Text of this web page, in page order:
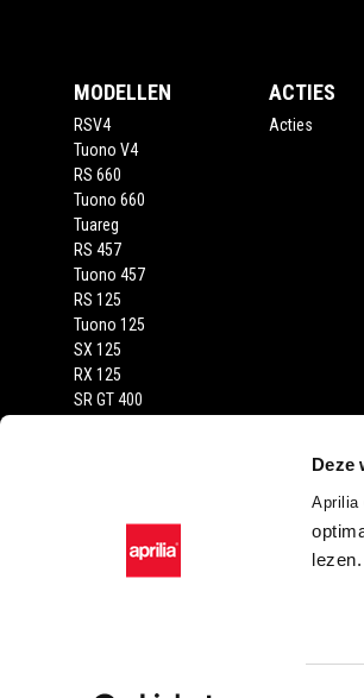
Deze
Aprilia
lezen.
MODELLEN
RSV4
Tuono V4
RS 660
Tuono 660
Tuareg
RS 457
Tuono 457
RS 125
Tuono 125
SX 125
RX 125
SR GT 400
ACTIES
Acties